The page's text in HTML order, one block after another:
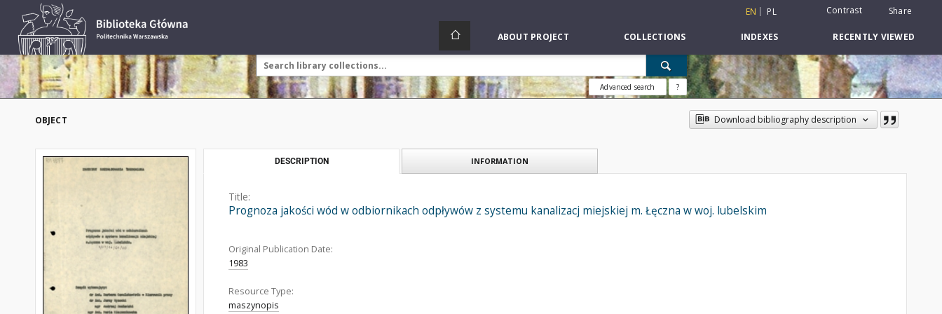
EN PL Contrast Share
ABOUT PROJECT COLLECTIONS INDEXES RECENTLY VIEWED
Advanced search ?
OBJECT Download bibliography description
DESCRIPTION INFORMATION
Title:
Prognoza jakości wód w odbiornikach odpływów z systemu kanalizacj miejskiej m. Łęczna w woj. lubelskim
Original Publication Date:
1983
Resource Type:
maszynopis